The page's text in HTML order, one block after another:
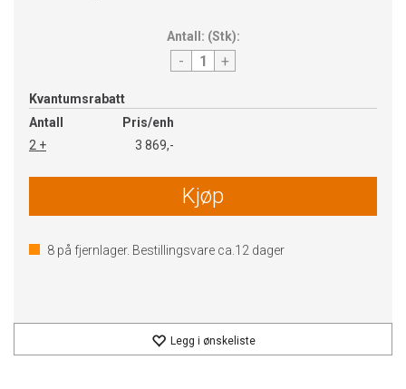
Antall: (Stk):
- +
Kvantumsrabatt
Antall
Pris/enh
2 +
3 869,-
Kjøp
8 på fjernlager. Bestillingsvare ca. 12 dager
Legg i ønskeliste